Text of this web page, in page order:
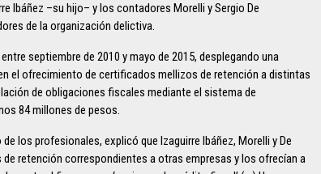
Ibáñez –su hijo– y los contadores Morelli y Sergio De
de la organización delictiva.
septiembre de 2010 y mayo de 2015, desplegando una
el ofrecimiento de certificados mellizos de retención a distintas
de obligaciones fiscales mediante el sistema de
84 millones de pesos.
los profesionales, explicó que Izaguirre Ibáñez, Morelli y De
retención correspondientes a otras empresas y los ofrecían a